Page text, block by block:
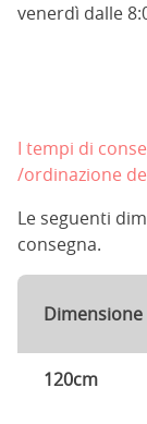
venerdì dalle
I tempi di
/ordinazione
Le seguenti
consegna.
Dimensione
120cm